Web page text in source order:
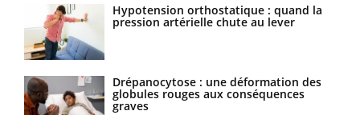
Hypotension orthostatique : quand la
pression artérielle chute au lever
Drépanocytose : une déformation des
globules rouges aux conséquences
graves